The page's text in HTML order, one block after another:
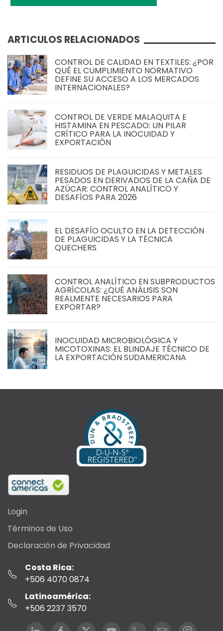
ARTÍCULOS RELACIONADOS
CONTROL DE CALIDAD EN TEXTILES: ¿POR
QUÉ EL CUMPLIMIENTO NORMATIVO
DEFINE SU ACCESO A LOS MERCADOS
INTERNACIONALES?
CONTROL DE VERDE MALAQUITA E
HISTAMINA EN PESCADO: UN PILAR
CRÍTICO PARA LA INOCUIDAD Y
EXPORTACIÓN
RESIDUOS DE PLAGUICIDAS Y METALES
PESADOS EN DERIVADOS DE LA CAÑA DE
AZÚCAR: CONTROL ANALÍTICO Y
DESAFÍOS PARA 2026
EL DESAFÍO OCULTO EN LA DETECCIÓN
DE PLAGUICIDAS Y LA TÉCNICA
QUECHERS
CONTROL ANALÍTICO EN SUBPRODUCTOS
AGRÍCOLAS: ¿QUÉ ANÁLISIS SON
REALMENTE NECESARIOS PARA
EXPORTAR?
INOCUIDAD MICROBIOLÓGICA Y
MICOTOXINAS: EL BLINDAJE TÉCNICO DE
LA EXPORTACIÓN SUDAMERICANA
Login
Términos de Uso
Declaración de Privacidad
Costa Rica:
+506 4070 0874
Latinoamérica:
+506 2237 3570